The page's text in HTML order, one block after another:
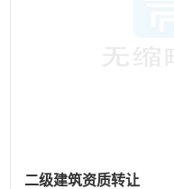
二级建筑资质转让